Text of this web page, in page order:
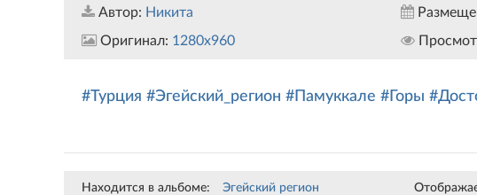
Автор: Никита
Оригинал: 1280x960
#Турция #Эгейский_регион #Памуккале #Горы
Находится в альбоме: Эгейский регион